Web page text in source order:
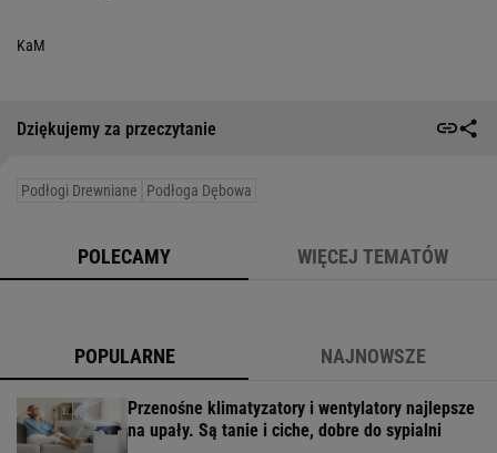
KaM
Dziękujemy za przeczytanie
Podłogi Drewniane Podłoga Dębowa
POLECAMY WIĘCEJ TEMATÓW
POPULARNE NAJNOWSZE
Przenośne klimatyzatory i wentylatory najlepsze
na upały. Są tanie i ciche, dobre do sypialni